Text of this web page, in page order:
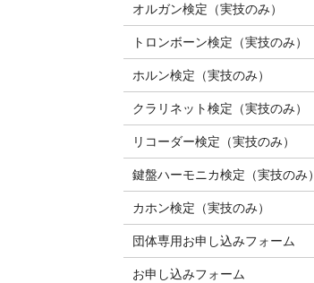
オルガン検定（実技のみ）
トロンボーン検定（実技のみ）
ホルン検定（実技のみ）
クラリネット検定（実技のみ）
リコーダー検定（実技のみ）
鍵盤ハーモニカ検定（実技のみ）
カホン検定（実技のみ）
団体専用お申し込みフォーム
お申し込みフォーム